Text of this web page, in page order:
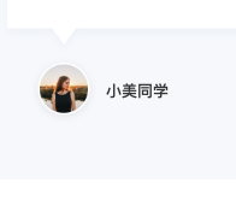
小美同学